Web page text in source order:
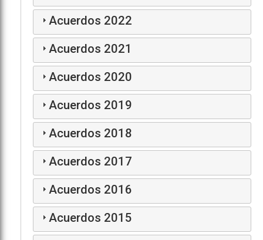
Acuerdos 2022
Acuerdos 2021
Acuerdos 2020
Acuerdos 2019
Acuerdos 2018
Acuerdos 2017
Acuerdos 2016
Acuerdos 2015